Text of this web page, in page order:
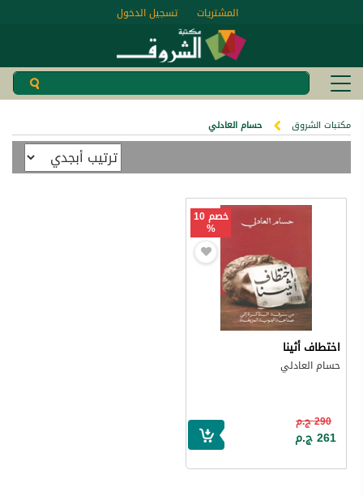
تسجيل الدخول المشتريات
مكتبات الشروق حسام العادلي
خصم 10
%
اختطاف أثينا
حسام العادلي
290 ج.م
261 ج.م